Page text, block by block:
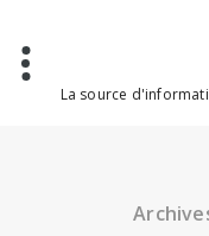
contenu
La source